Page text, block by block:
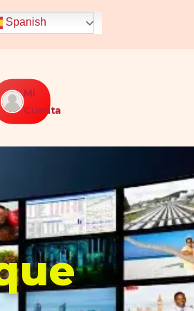
Spanish
Mi
Cuenta